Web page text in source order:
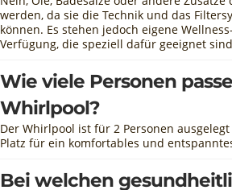
werden, da sie die Technik und das
können. Es stehen jedoch eigene
Verfügung, die speziell dafür geeignet
Wie viele Personen
Whirlpool?
Der Whirlpool ist für 2 Personen
Platz für ein komfortables und
Bei welchen